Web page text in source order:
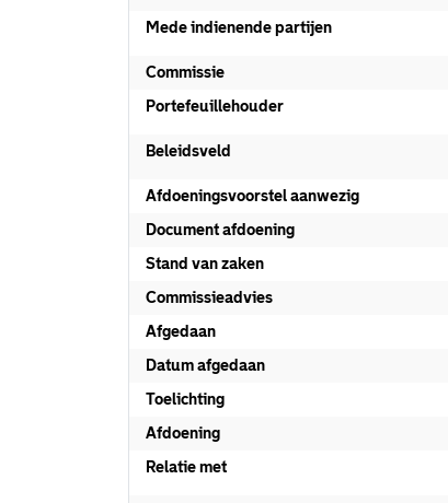
Mede indienende partijen
Commissie
Portefeuillehouder
Beleidsveld
Afdoeningsvoorstel aanwezig
Document afdoening
Stand van zaken
Commissieadvies
Afgedaan
Datum afgedaan
Toelichting
Afdoening
Relatie met